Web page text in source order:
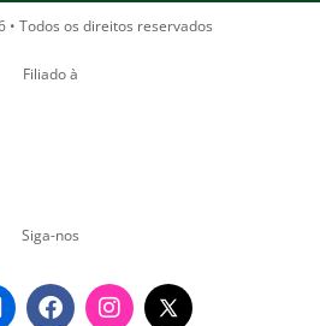
• Todos os direitos reservados
Filiado à
Siga-nos